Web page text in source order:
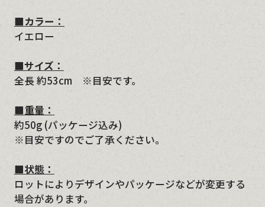
■カラー：
イエロー
■サイズ：
全長 約53cm ※目安です。
■重量：
約50g (パッケージ込み)
※目安ですのでご了承ください。
■状態：
ロットによりデザインやパッケージなどが変更する
場合があります。